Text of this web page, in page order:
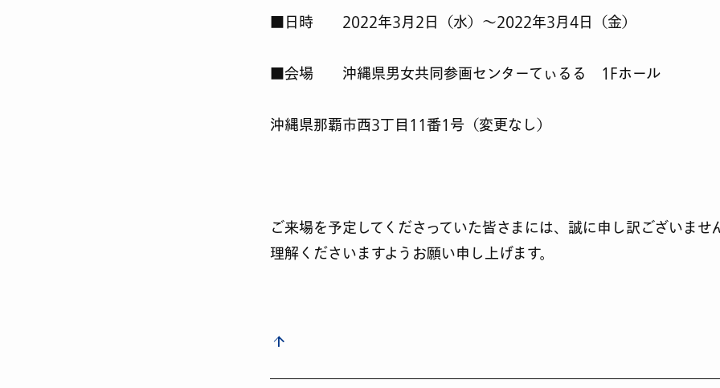
■日時 2022年3月2日（水）〜2022年3月4日（金）
■会場 沖縄県男女共同参画センターてぃるる 1Fホール
沖縄県那覇市西3丁目11番1号（変更なし）
ご来場を予定してくださっていた皆さまには、誠に申し訳ございませ
理解くださいますようお願い申し上げます。